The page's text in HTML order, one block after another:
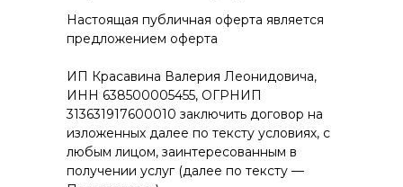
Настоящая публичная оферта является
предложением оферта
ИП Красавина Валерия Леонидовича,
ИНН 638500005455, ОГРНИП
313631917600010 заключить договор на
изложенных далее по тексту условиях, с
любым лицом, заинтересованным в
получении услуг (далее по тексту —